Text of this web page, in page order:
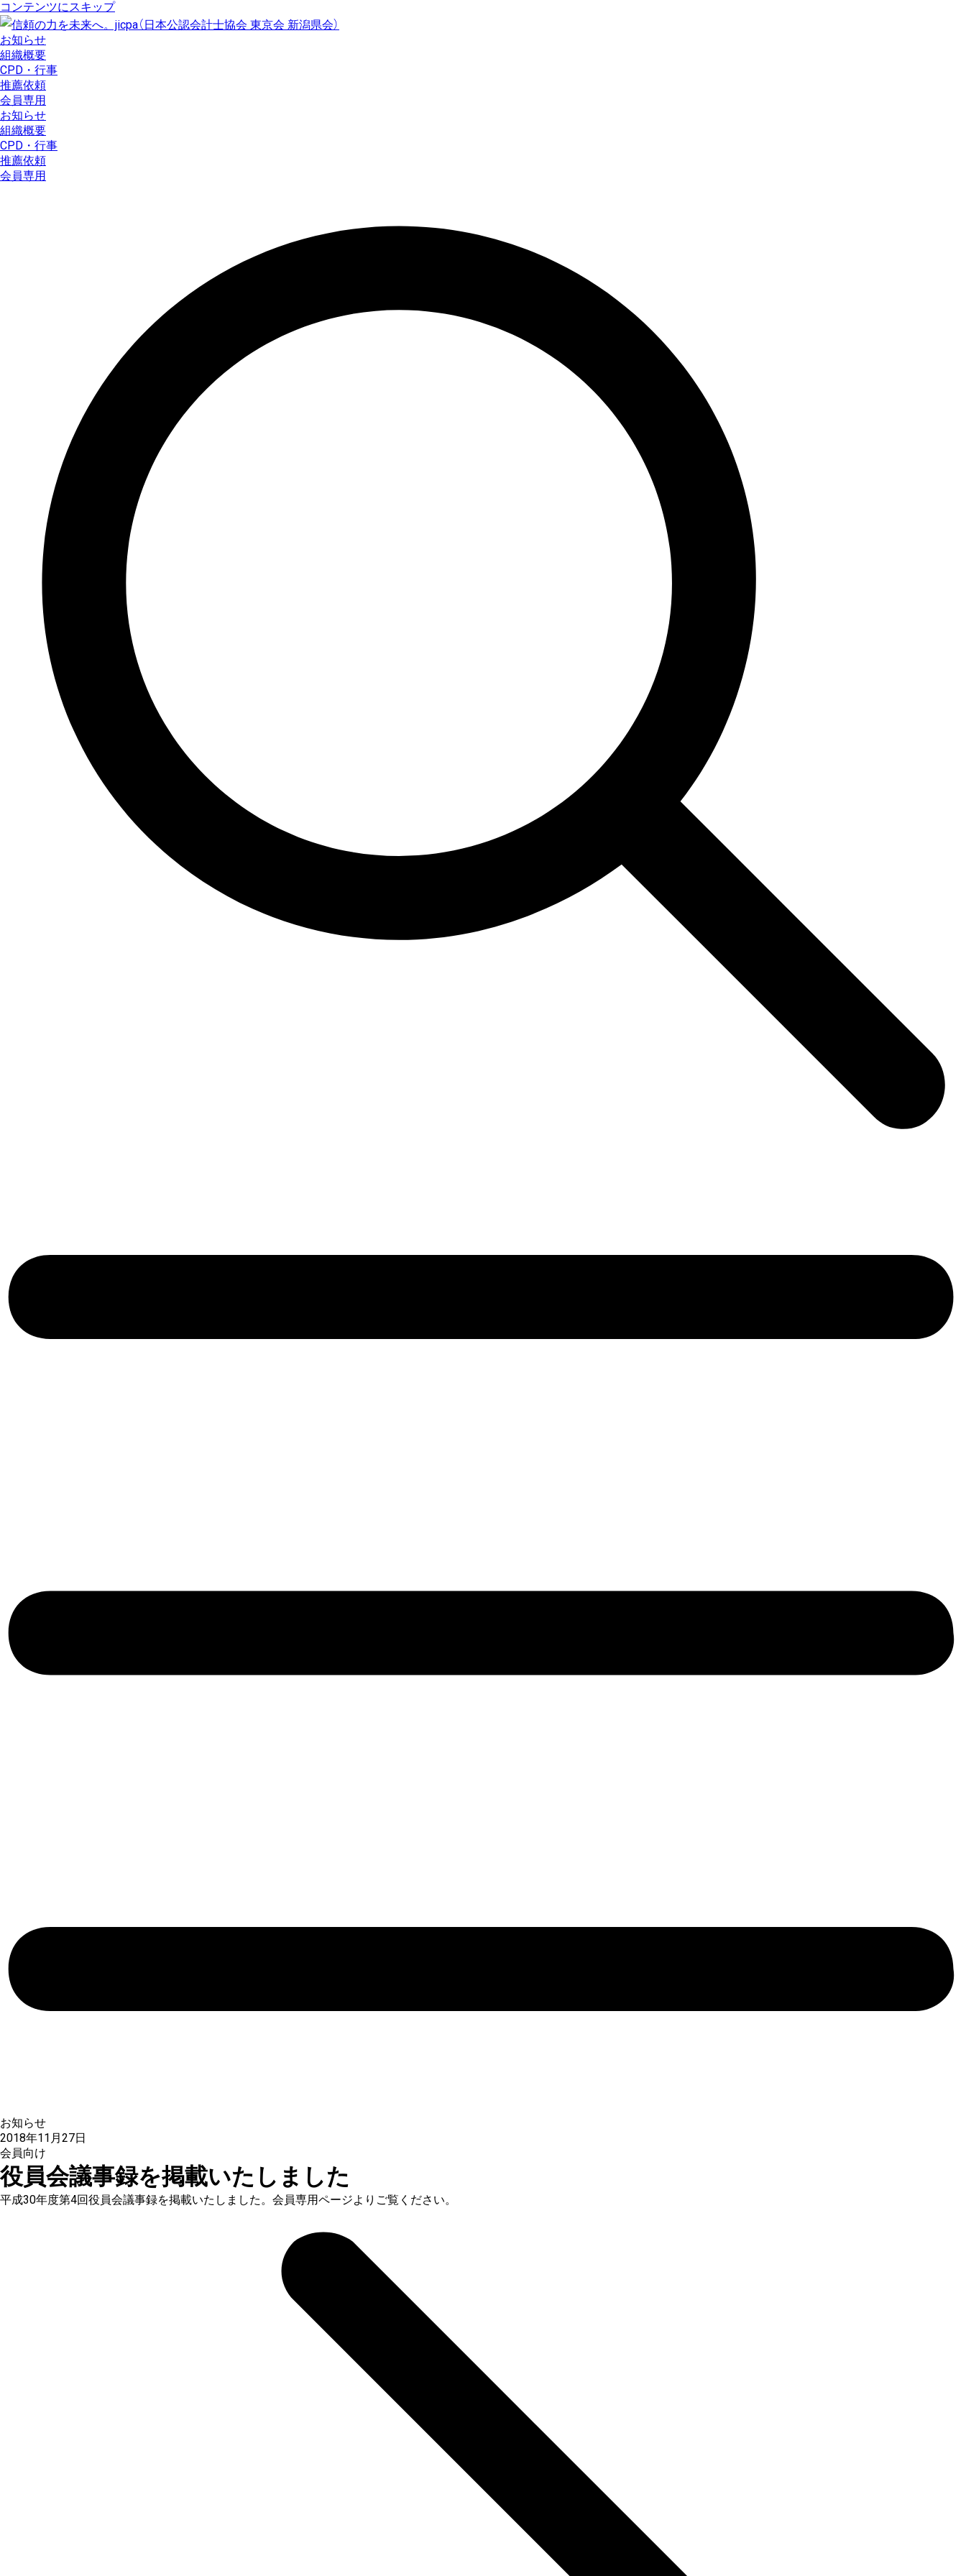
コンテンツにスキップ
お知らせ
組織概要
CPD・行事
推薦依頼
会員専用
お知らせ
組織概要
CPD・行事
推薦依頼
会員専用
お知らせ
2018年11月27日
会員向け
役員会議事録を掲載いたしました
平成30年度第4回役員会議事録を掲載いたしました。会員専用ページよりご覧ください。